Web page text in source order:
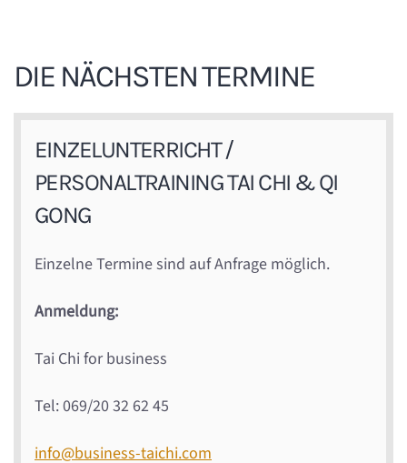
DIE NÄCHSTEN TERMINE
EINZELUNTERRICHT /
PERSONALTRAINING TAI CHI & QI
GONG
Einzelne Termine sind auf Anfrage möglich.
Anmeldung:
Tai Chi for business
Tel: 069/20 32 62 45
info@business-taichi.com